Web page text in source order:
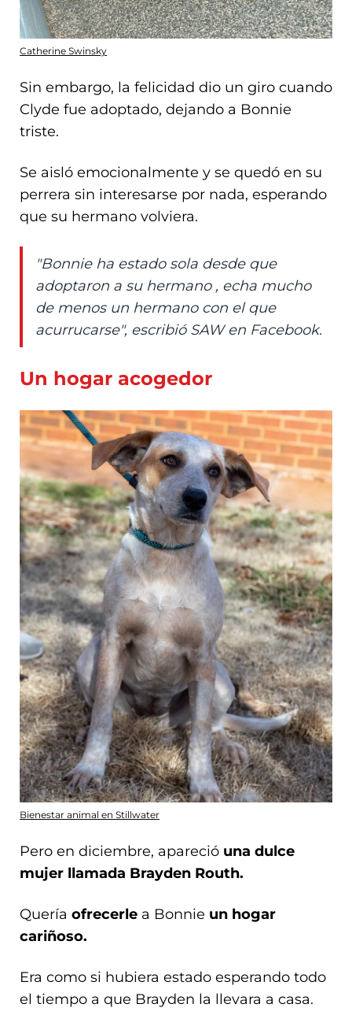
Catherine Swinsky
Sin embargo, la felicidad dio un giro cuando
Clyde fue adoptado, dejando a Bonnie
triste.
Se aisló emocionalmente y se quedó en su
perrera sin interesarse por nada, esperando
que su hermano volviera.
"Bonnie ha estado sola desde que
adoptaron a su hermano , echa mucho
de menos un hermano con el que
acurrucarse", escribió SAW en Facebook.
Un hogar acogedor
Bienestar animal en Stillwater
Pero en diciembre, apareció una dulce
mujer llamada Brayden Routh.
Quería ofrecerle a Bonnie un hogar
cariñoso.
Era como si hubiera estado esperando todo
el tiempo a que Brayden la llevara a casa.